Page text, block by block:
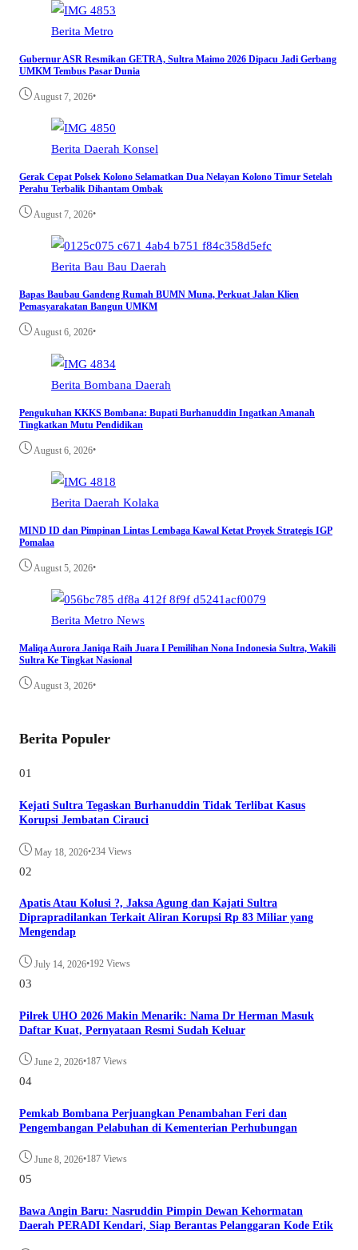
Berita Metro
Gubernur ASR Resmikan GETRA, Sultra Maimo 2026 Dipacu Jadi Gerbang
UMKM Tembus Pasar Dunia
August 7, 2026•
Berita Daerah Konsel
Gerak Cepat Polsek Kolono Selamatkan Dua Nelayan Kolono Timur Setelah
Perahu Terbalik Dihantam Ombak
August 7, 2026•
Berita Bau Bau Daerah
Bapas Baubau Gandeng Rumah BUMN Muna, Perkuat Jalan Klien
Pemasyarakatan Bangun UMKM
August 6, 2026•
Berita Bombana Daerah
Pengukuhan KKKS Bombana: Bupati Burhanuddin Ingatkan Amanah
Tingkatkan Mutu Pendidikan
August 6, 2026•
Berita Daerah Kolaka
MIND ID dan Pimpinan Lintas Lembaga Kawal Ketat Proyek Strategis IGP
Pomalaa
August 5, 2026•
Berita Metro News
Maliqa Aurora Janiqa Raih Juara I Pemilihan Nona Indonesia Sultra, Wakili
Sultra Ke Tingkat Nasional
August 3, 2026•
Berita Populer
01
Kejati Sultra Tegaskan Burhanuddin Tidak Terlibat Kasus
Korupsi Jembatan Cirauci
May 18, 2026•234 Views
02
Apatis Atau Kolusi ?, Jaksa Agung dan Kajati Sultra
Diprapradilankan Terkait Aliran Korupsi Rp 83 Miliar yang
Mengendap
July 14, 2026•192 Views
03
Pilrek UHO 2026 Makin Menarik: Nama Dr Herman Masuk
Daftar Kuat, Pernyataan Resmi Sudah Keluar
June 2, 2026•187 Views
04
Pemkab Bombana Perjuangkan Penambahan Feri dan
Pengembangan Pelabuhan di Kementerian Perhubungan
June 8, 2026•187 Views
05
Bawa Angin Baru: Nasruddin Pimpin Dewan Kehormatan
Daerah PERADI Kendari, Siap Berantas Pelanggaran Kode Etik